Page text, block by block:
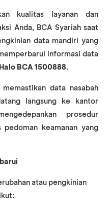
kualitas layanan dan
Anda, BCA Syariah saat
data mandiri yang
informasi data
Halo BCA 1500888.
data nasabah
langsung ke kantor
prosedur
keamanan yang
atau pengkinian